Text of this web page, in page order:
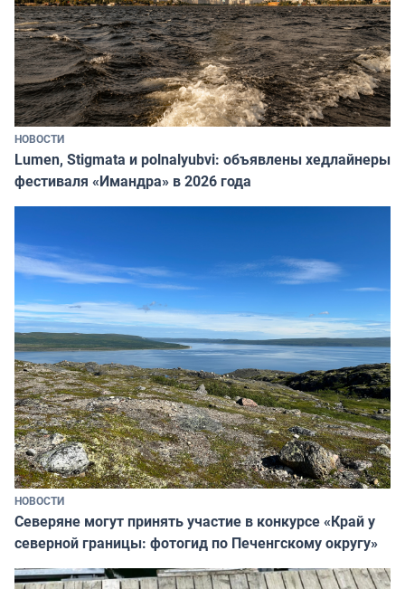
НОВОСТИ
Lumen, Stigmata и polnalyubvi: объявлены хедлайнеры
фестиваля «Имандра» в 2026 года
НОВОСТИ
Северяне могут принять участие в конкурсе «Край у
северной границы: фотогид по Печенгскому округу»